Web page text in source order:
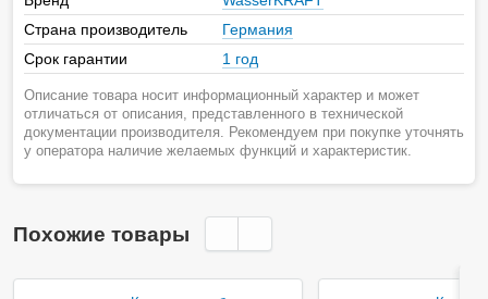
Страна производитель
Германия
Срок гарантии
1 год
Описание товара носит информационный характер и может
отличаться от описания, представленного в технической
документации производителя. Рекомендуем при покупке уточнять
у оператора наличие желаемых функций и характеристик.
Похожие товары